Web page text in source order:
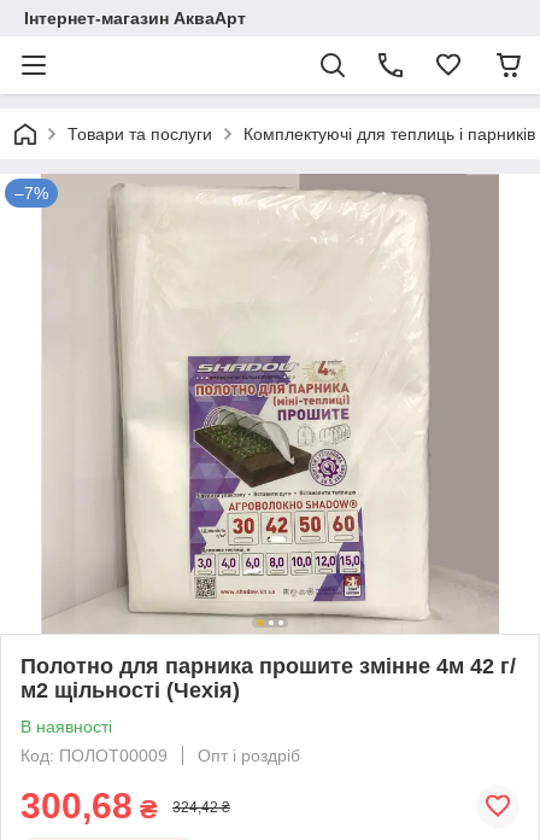
Інтернет-магазин АкваАрт
Товари та послуги Комплектуючі для теплиць і парників
–7%
Полотно для парника прошите змінне 4м 42 г/
м2 щільності (Чехія)
В наявності
Код: ПОЛОТ00009
Опт і роздріб
300,68 ₴ 324,42 ₴